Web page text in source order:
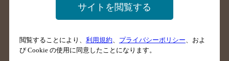
店舗登録方法のご案内
店舗情報更新方法のご案内
掲載店舗様ログイン
サイトを閲覧する
閲覧することにより、 利用規約 プライバシーポリシー 、およ
び Cookie の使用に同意したことになります。